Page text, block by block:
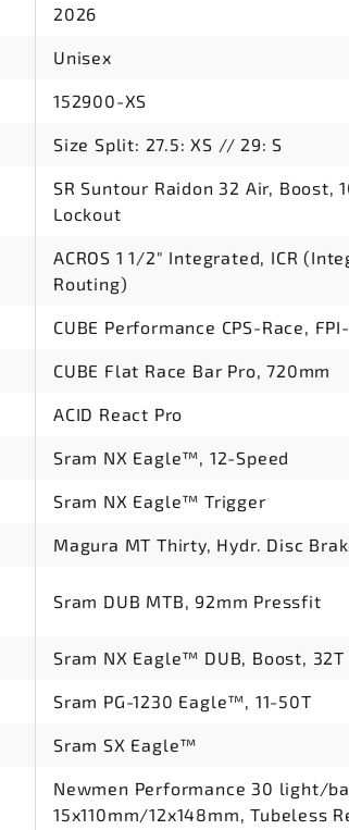
2026
Unisex
152900-XS
Size Split: 27.5: XS // 29: S
SR Suntour Raidon 32 Air, Boost,
Lockout
ACROS 1 1/2" Integrated, ICR
Routing)
CUBE Performance CPS-Race,
CUBE Flat Race Bar Pro, 720mm
ACID React Pro
Sram NX Eagle™, 12-Speed
Sram NX Eagle™ Trigger
Magura MT Thirty, Hydr. Disc
Sram DUB MTB, 92mm Pressfit
Sram NX Eagle™ DUB, Boost, 32T
Sram PG-1230 Eagle™, 11-50T
Sram SX Eagle™
Newmen Performance 30 light/
15x110mm/12x148mm, Tubeless